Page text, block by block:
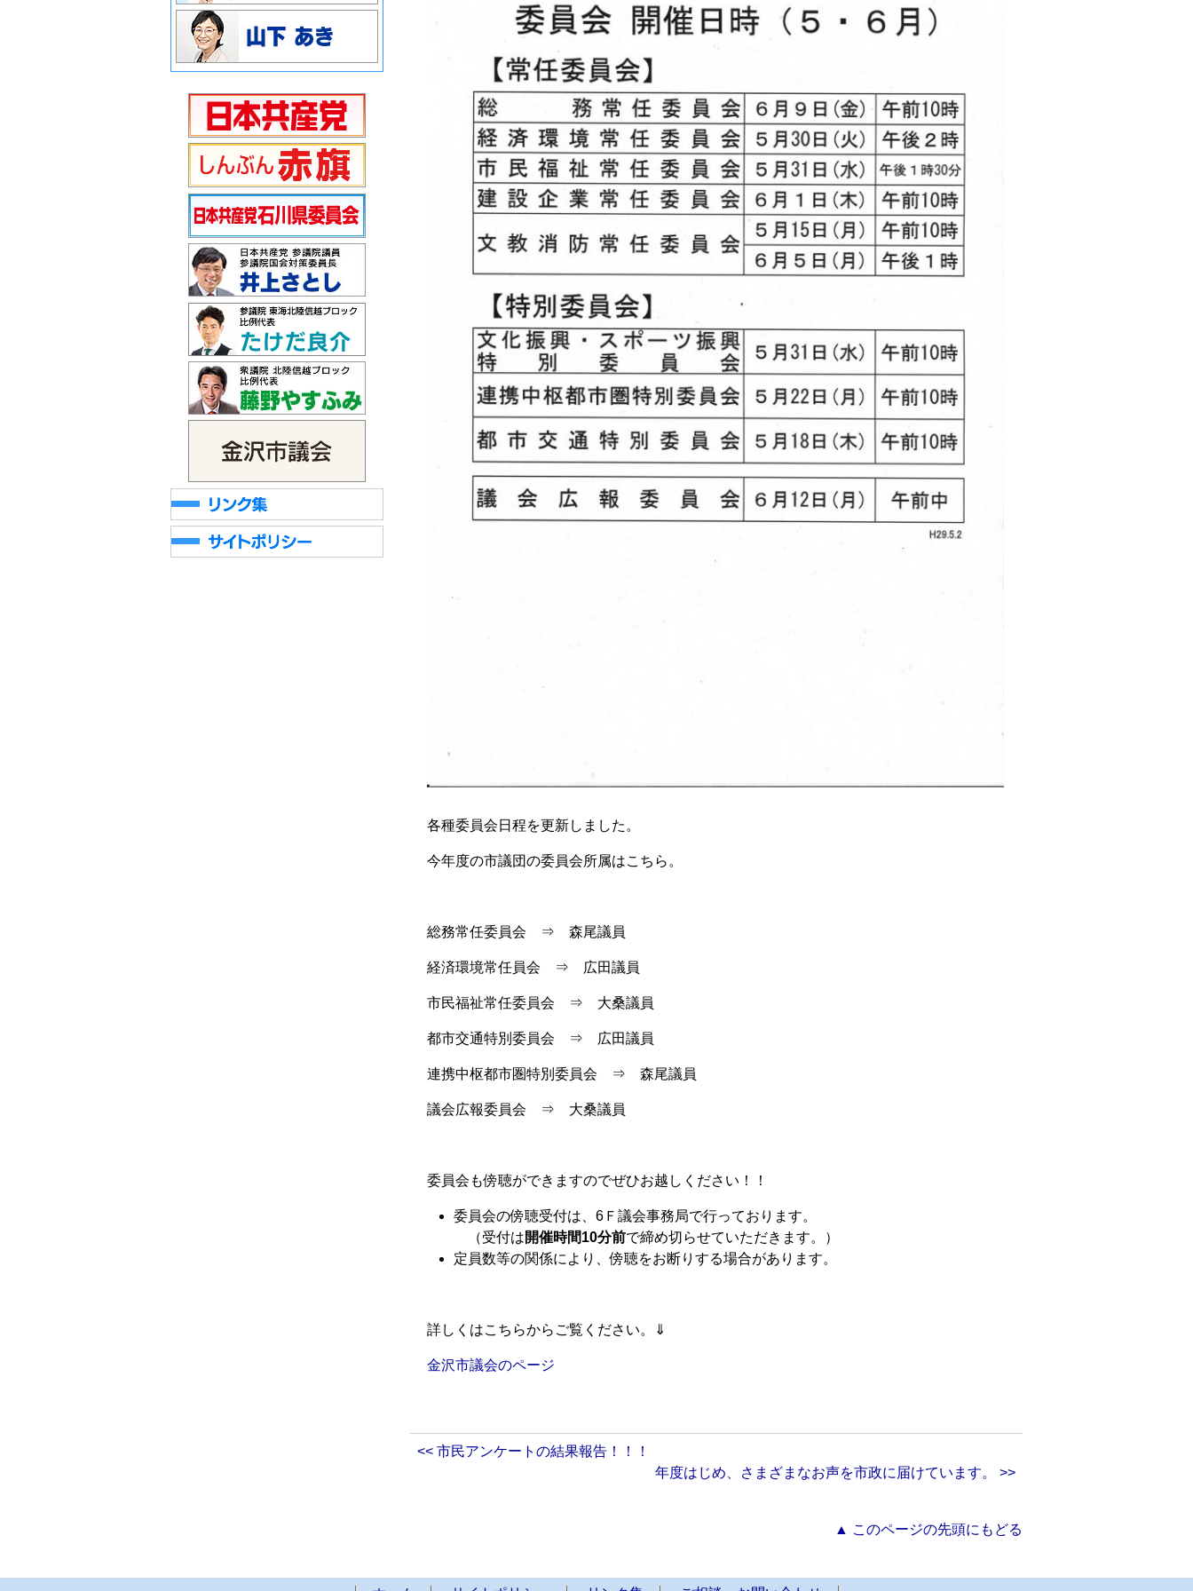
各種委員会日程を更新しました。
今年度の市議団の委員会所属はこちら。
総務常任委員会 ⇒ 森尾議員
経済環境常任員会 ⇒ 広田議員
市民福祉常任委員会 ⇒ 大桑議員
都市交通特別委員会 ⇒ 広田議員
連携中枢都市圏特別委員会 ⇒ 森尾議員
議会広報委員会 ⇒ 大桑議員
委員会も傍聴ができますのでぜひお越しください！！
委員会の傍聴受付は、6Ｆ議会事務局で行っております。
（受付は開催時間10分前で締め切らせていただきます。）
定員数等の関係により、傍聴をお断りする場合があります。
詳しくはこちらからご覧ください。⇓
金沢市議会のページ
<< 市民アンケートの結果報告！！！
年度はじめ、さまざまなお声を市政に届けています。 >>
▲ このページの先頭にもどる